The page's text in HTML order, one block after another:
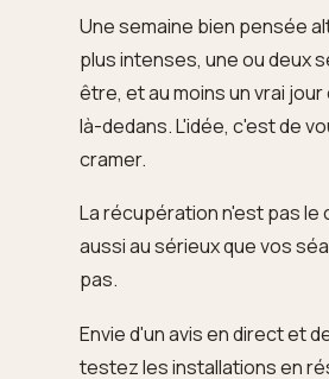
Une semaine bien pensée
plus intenses, une ou deux
être, et au moins un vrai
là-dedans. L'idée, c'est de
cramer.
La récupération n'est pas
aussi au sérieux que vos
pas.
Envie d'un avis en direct et
testez les installations en